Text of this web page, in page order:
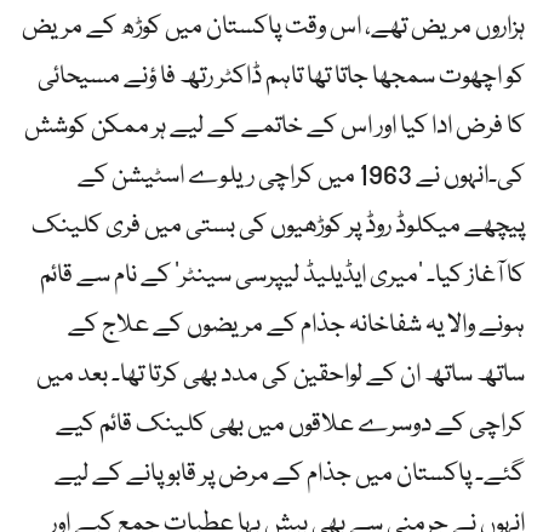
ہزاروں مریض تھے، اس وقت پاکستان میں کوڑھ کے مریض
کو اچھوت سمجھا جاتا تھا تاہم ڈاکٹر رتھ فا ؤنے مسیحائی
کا فرض ادا کیا اور اس کے خاتمے کے لیے ہر ممکن کوشش
کی۔انہوں نے 1963 میں کراچی ریلوے اسٹیشن کے
پیچھے میکلوڈ روڈ پر کوڑھیوں کی بستی میں فری کلینک
کا آغاز کیا۔ ‘میری ایڈیلیڈ لیپرسی سینٹر’ کے نام سے قائم
ہونے والا یہ شفاخانہ جذام کے مریضوں کے علاج کے
ساتھ ساتھ ان کے لواحقین کی مدد بھی کرتا تھا۔ بعد میں
کراچی کے دوسرے علاقوں میں بھی کلینک قائم کیے
گئے۔ پاکستان میں جذام کے مرض پر قابو پانے کے لیے